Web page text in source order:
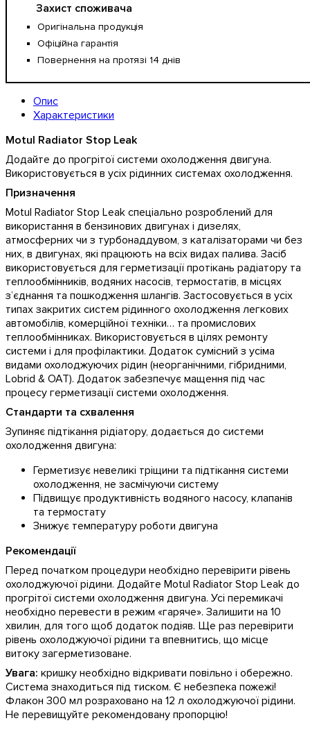
Захист споживача
Оригінальна продукція
Офіційна гарантія
Повернення на протязі 14 днів
Опис
Характеристики
Motul Radiator Stop Leak
Додайте до прогрітої системи охолодження двигуна.
Використовується в усіх рідинних системах охолодження.
Призначення
Motul Radiator Stop Leak спеціально розроблений для
використання в бензинових двигунах і дизелях,
атмосферних чи з турбонаддувом, з каталізаторами чи без
них, в двигунах, які працюють на всіх видах палива. Засіб
використовується для герметизації протікань радіатору та
теплообмінників, водяних насосів, термостатів, в місцях
з’єднання та пошкодження шлангів. Застосовується в усіх
типах закритих систем рідинного охолодження легкових
автомобілів, комерційної техніки… та промислових
теплообмінниках. Використовується в цілях ремонту
системи і для профілактики. Додаток сумісний з усіма
видами охолоджуючих рідин (неорганічними, гібридними,
Lobrid & OAT). Додаток забезпечує мащення під час
процесу герметизації системи охолодження.
Стандарти та схвалення
Зупиняє підтікання рідіатору, додається до системи
охолодження двигуна:
Герметизує невеликі тріщини та підтікання системи
охолодження, не засмічуючи систему
Підвищує продуктивність водяного насосу, клапанів
та термостату
Знижує температуру роботи двигуна
Рекомендації
Перед початком процедури необхідно перевірити рівень
охолоджуючої рідини. Додайте Motul Radiator Stop Leak до
прогрітої системи охолодження двигуна. Усі перемикачі
необхідно перевести в режим «гаряче». Залишити на 10
хвилин, для того щоб додаток подіяв. Ще раз перевірити
рівень охолоджуючої рідини та впевнитись, що місце
витоку загерметизоване.
Увага: кришку необхідно відкривати повільно і обережно.
Система знаходиться під тиском. Є небезпека пожежі!
Флакон 300 мл розраховано на 12 л охолоджуючої рідини.
Не перевищуйте рекомендовану пропорцію!